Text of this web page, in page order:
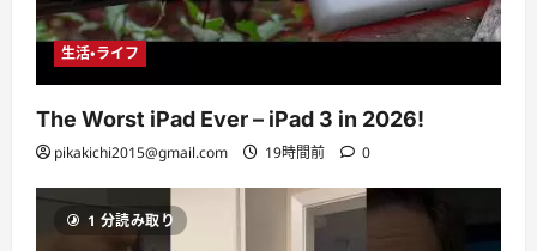
生活・ライフ
The Worst iPad Ever – iPad 3 in 2026!
pikakichi2015@gmail.com 19時間前 0
1 分読み取り